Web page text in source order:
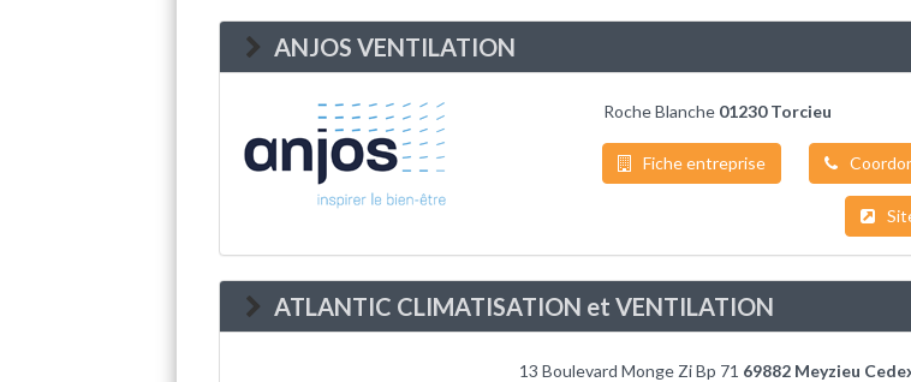
ANJOS VENTILATION
Roche Blanche 01230 Torcieu
Fiche entreprise
ATLANTIC CLIMATISATION et VENTILATION
13 Boulevard Monge Zi Bp 71 69882 Meyzieu